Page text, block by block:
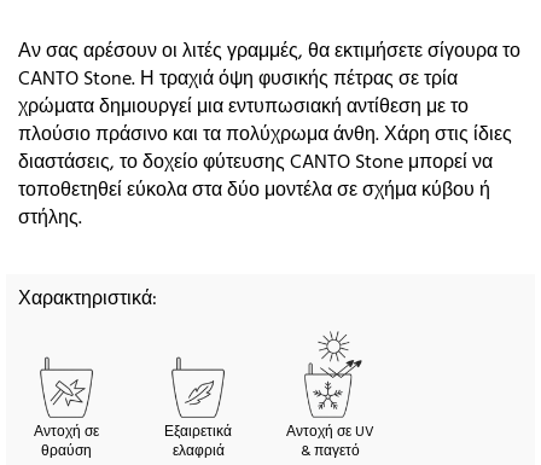
Αν σας αρέσουν οι λιτές γραμμές, θα εκτιμήσετε σίγουρα το
CANTO Stone. Η τραχιά όψη φυσικής πέτρας σε τρία
χρώματα δημιουργεί μια εντυπωσιακή αντίθεση με το
πλούσιο πράσινο και τα πολύχρωμα άνθη. Χάρη στις ίδιες
διαστάσεις, το δοχείο φύτευσης CANTO Stone μπορεί να
τοποθετηθεί εύκολα στα δύο μοντέλα σε σχήμα κύβου ή
στήλης.
Χαρακτηριστικά:
Αντοχή σε
θραύση
Εξαιρετικά
ελαφριά
Αντοχή σε UV
& παγετό